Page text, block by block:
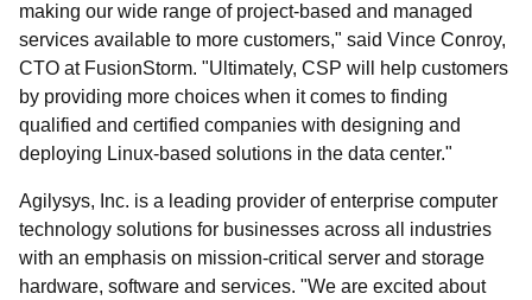
making our wide range of project-based and managed
services available to more customers," said Vince Conroy,
CTO at FusionStorm. "Ultimately, CSP will help customers
by providing more choices when it comes to finding
qualified and certified companies with designing and
deploying Linux-based solutions in the data center."
Agilysys, Inc. is a leading provider of enterprise computer
technology solutions for businesses across all industries
with an emphasis on mission-critical server and storage
hardware, software and services. "We are excited about